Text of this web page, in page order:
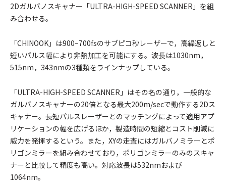
2Dガルバノスキャナー「ULTRA-HIGH-SPEED SCANNER」を組
み合わせる。
「CHINOOK」は900~700fsのサブピコ秒レーザーで，高繰返しと
短いパルス幅により非熱加工を可能にする。波長は1030nm，
515nm，343nmの3種類をラインナップしている。
「ULTRA-HIGH-SPEED SCANNER」はその名の通り，一般的な
ガルバノスキャナーの20倍となる最大200m/secで動作する2Dス
キャナー。長短パルスレーザーとのマッチングによって適用アプ
リケーションの幅を広げるほか，製造時間の短縮とコスト削減に
威力を発揮するという。また，XYの走査にはガルバノミラーとポ
リゴンミラーを組み合わせており，ポリゴンミラーのみのスキャ
ナーと比較して精度も高い。対応波長は532nmおよび
1064nm。